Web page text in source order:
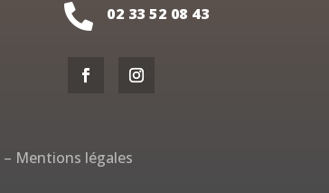
 02 33 52 08 43
– Mentions légales